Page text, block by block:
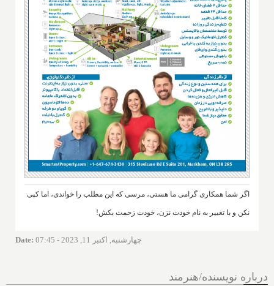
اگر شما همکاری گرامی ما هستی، مرسی که این مطلب را خواندی، اما کپی
نکن و با تغییر به نام خودت نزن، خودت زحمت بکش!
Date: چهارشنبه, اکتبر 11, 2023 - 07:45
درباره نویسنده/هنرمند